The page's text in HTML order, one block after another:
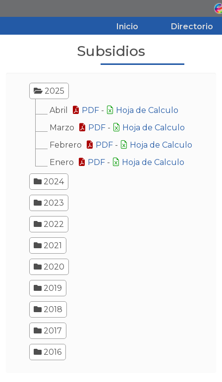
Inicio Directorio
Inicio
Transparencia
Subsidios
2025
Abril PDF -
Hoja de Calculo
Marzo
PDF -
Hoja de Calculo
Febrero
PDF -
Hoja de Calculo
Enero
PDF - Hoja de Calculo
2024
2023
2022
2021
2020
2019
2018
2017
2016